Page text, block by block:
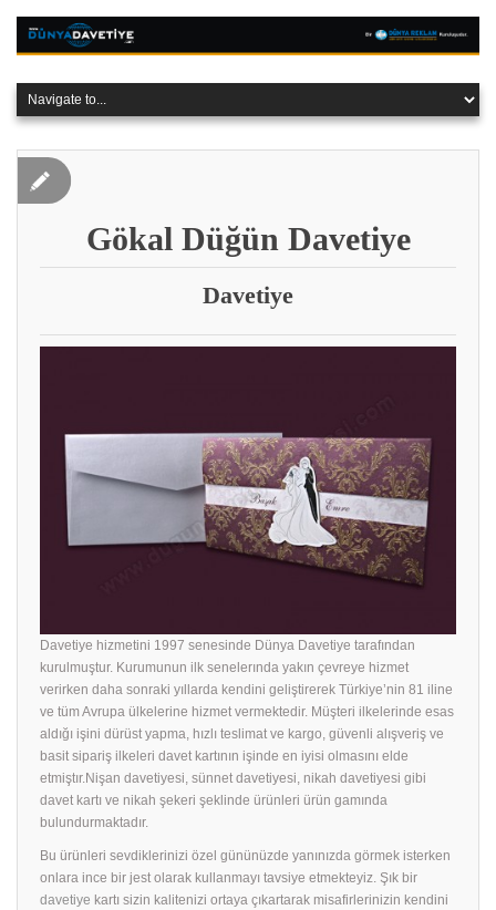
Gökal Düğün Davetiye
Davetiye
Davetiye hizmetini 1997 senesinde Dünya Davetiye tarafından
kurulmuştur. Kurumunun ilk senelerında yakın çevreye hizmet
verirken daha sonraki yıllarda kendini geliştirerek Türkiye’nin 81 iline
ve tüm Avrupa ülkelerine hizmet vermektedir. Müşteri ilkelerinde esas
aldığı işini dürüst yapma, hızlı teslimat ve kargo, güvenli alışveriş ve
basit sipariş ilkeleri davet kartının işinde en iyisi olmasını elde
etmiştır.Nişan davetiyesi, sünnet davetiyesi, nikah davetiyesi gibi
davet kartı ve nikah şekeri şeklinde ürünleri ürün gamında
bulundurmaktadır.
Bu ürünleri sevdiklerinizi özel gününüzde yanınızda görmek isterken
onlara ince bir jest olarak kullanmayı tavsiye etmekteyiz. Şık bir
davetiye kartı sizin kalitenizi ortaya çıkartarak misafirlerinizin kendini